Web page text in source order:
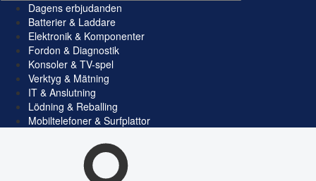
Dagens erbjudanden
Batterier & Laddare
Elektronik & Komponenter
Fordon & Diagnostik
Konsoler & TV-spel
Verktyg & Mätning
IT & Anslutning
Lödning & Reballing
Mobiltelefoner & Surfplattor